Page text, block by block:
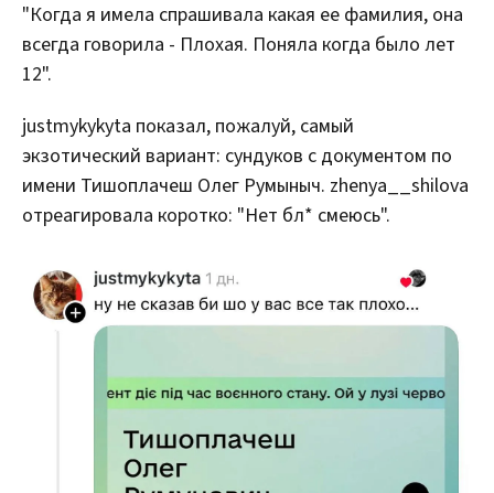
"Когда я имела спрашивала какая ее фамилия, она
всегда говорила - Плохая. Поняла когда было лет
12".
justmykykyta показал, пожалуй, самый
экзотический вариант: сундуков с документом по
имени Тишоплачеш Олег Румыныч. zhenya__shilova
отреагировала коротко: "Нет бл* смеюсь".